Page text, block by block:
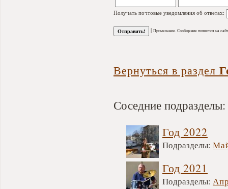
Получать почтовые уведомления об ответах:
| Примечание. Сообщение появится на
Вернуться в раздел
Соседние подразделы:
Год 2022
Подразделы:
Год 2021
Подразделы: